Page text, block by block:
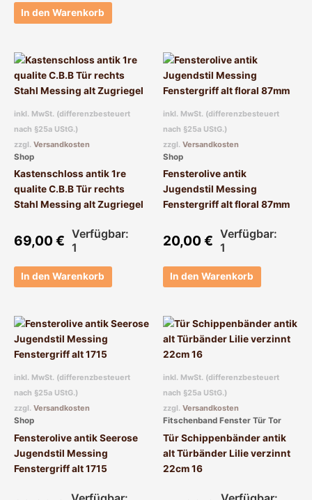
In den Warenkorb
inkl. MwSt. (differenzbesteuert
nach §25a UStG.)
zzgl. Versandkosten
Shop
Kastenschloss antik 1re
qualite C.B.B Tür rechts
Stahl Messing alt Zugriegel
69,00€ Verfügbar:
1
In den Warenkorb
inkl. MwSt. (differenzbesteuert
nach §25a UStG.)
zzgl. Versandkosten
Shop
Fensterolive antik
Jugendstil Messing
Fenstergriff alt floral 87mm
20,00€ Verfügbar:
1
In den Warenkorb
inkl. MwSt. (differenzbesteuert
nach §25a UStG.)
zzgl. Versandkosten
Shop
Fensterolive antik Seerose
Jugendstil Messing
Fenstergriff alt 1715
inkl. MwSt. (differenzbesteuert
nach §25a UStG.)
zzgl. Versandkosten
Fitschenband Fenster Tür Tor
Tür Schippenbänder antik
alt Türbänder Lilie verzinnt
22cm 16